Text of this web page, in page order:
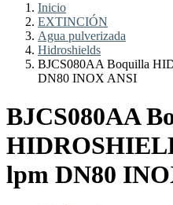
Inicio
EXTINCIÓN
Agua pulverizada
Hidroshields
BJCS080AA Boquilla
DN80 INOX ANSI
BJCS080AA
lpm DN80